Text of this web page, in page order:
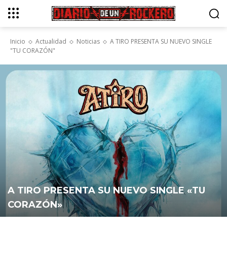
Inicio Actualidad Noticias
A TIRO PRESENTA SU NUEVO SINGLE
"TU CORAZÓN"
A TIRO PRESENTA SU NUEVO SINGLE «TU
CORAZÓN»